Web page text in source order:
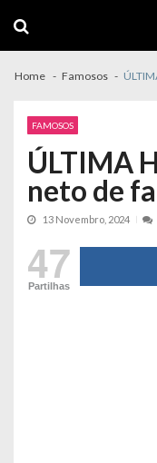
navigation
content
Home Famosos
FAMOSOS
ÚLTIMA
neto de
13 Novembro, 2024
47
Partilhas